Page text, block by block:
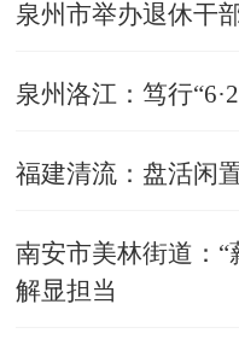
泉州市举办退休干
泉州洛江：笃行
福建清流：盘活闲
南安市美林街道：
解显担当